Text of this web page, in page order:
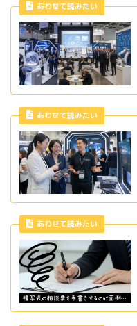
あわせて読みたい
あわせて読みたい
あわせて読みたい